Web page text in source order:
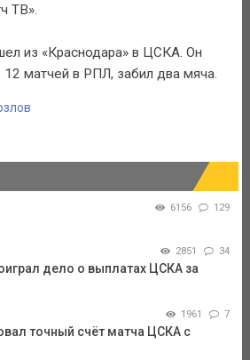
ТВ».
из «Краснодара» в ЦСКА. Он
матчей в РПЛ, забил два мяча.
6156 129
2851 34
дело о выплатах ЦСКА за
1961 7
точный счёт матча ЦСКА с